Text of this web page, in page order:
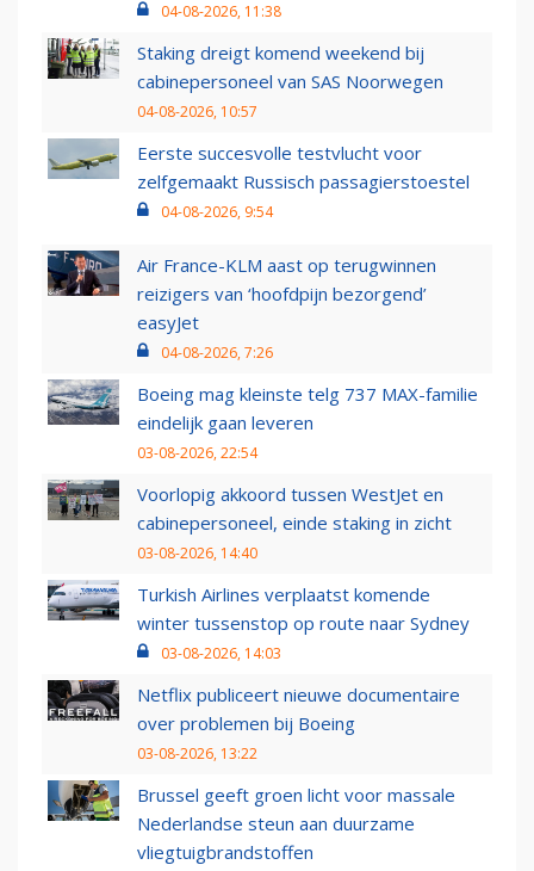
04-08-2026, 11:38
Staking dreigt komend weekend bij
cabinepersoneel van SAS Noorwegen
04-08-2026, 10:57
Eerste succesvolle testvlucht voor
zelfgemaakt Russisch passagierstoestel
04-08-2026, 9:54
Air France-KLM aast op terugwinnen
reizigers van ‘hoofdpijn bezorgend’
easyJet
04-08-2026, 7:26
Boeing mag kleinste telg 737 MAX-familie
eindelijk gaan leveren
03-08-2026, 22:54
Voorlopig akkoord tussen WestJet en
cabinepersoneel, einde staking in zicht
03-08-2026, 14:40
Turkish Airlines verplaatst komende
winter tussenstop op route naar Sydney
03-08-2026, 14:03
Netflix publiceert nieuwe documentaire
over problemen bij Boeing
03-08-2026, 13:22
Brussel geeft groen licht voor massale
Nederlandse steun aan duurzame
vliegtuigbrandstoffen